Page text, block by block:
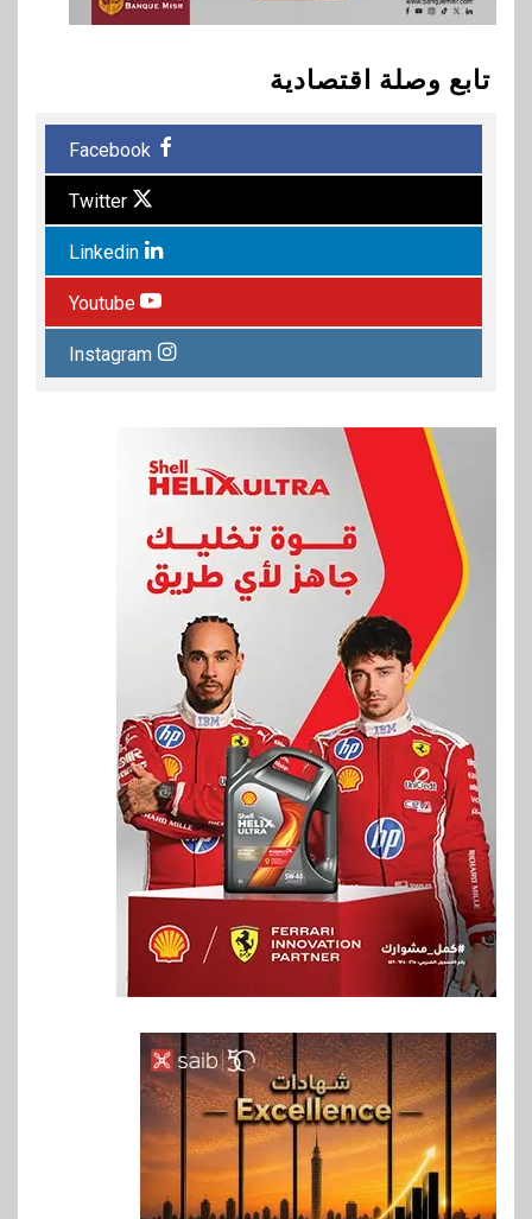
تابع وصلة اقتصادية
Facebook
Twitter
Linkedin
Youtube
Instagram
6
بنوك
بنك QNB مصر يعزز جاهزية
المشروعات الصغيرة والمتوسطة
للنمو والتوسع